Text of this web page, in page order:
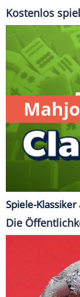
Kostenlos
Spiele-Klassiker
Die